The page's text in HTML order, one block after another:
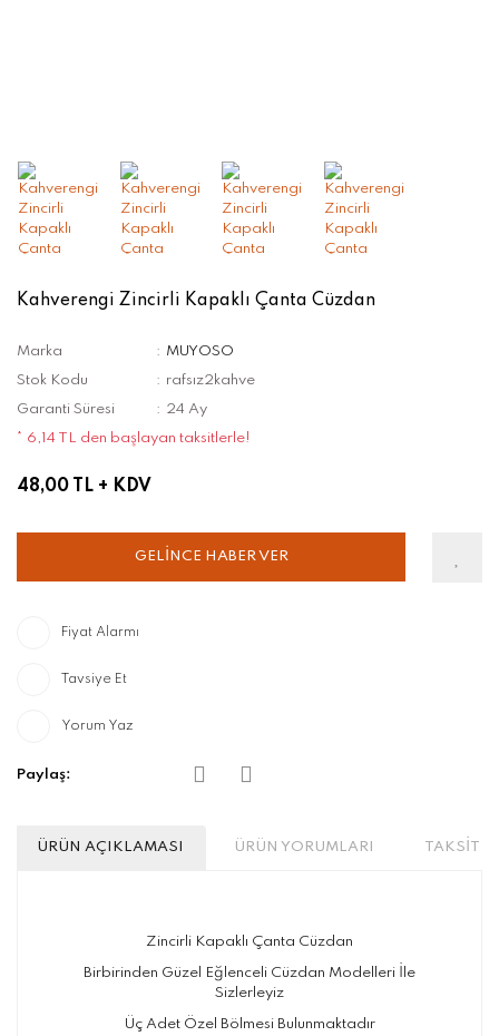
Kahverengi Zincirli Kapaklı Çanta Cüzdan
Marka
MUYOSO
Stok Kodu
rafsız2kahve
Garanti Süresi
24 Ay
* 6,14 TL den başlayan taksitlerle!
48,00 TL + KDV
GELİNCE HABER VER
Fiyat Alarmı
Tavsiye Et
Yorum Yaz
Paylaş:
ÜRÜN AÇIKLAMASI ÜRÜN YORUMLARI TAKSİT
Zincirli Kapaklı Çanta Cüzdan
Birbirinden Güzel Eğlenceli Cüzdan Modelleri İle
Sizlerleyiz
Üç Adet Özel Bölmesi Bulunmaktadır